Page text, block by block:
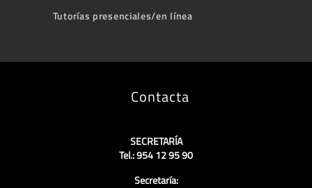
Tutorías presenciales/en línea
Contacta
SECRETARÍA
Tel.: 954 12 95 90
Secretaría: